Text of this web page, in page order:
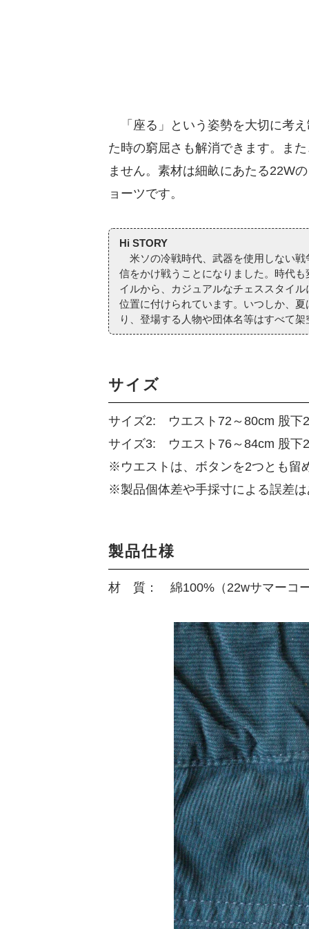
「座る」という姿勢を大切に考
た時の窮屈さも解消できます。ま
ません。素材は細畝にあたる22W
ョーツです。
Hi STORY
米ソの冷戦時代、武器を使用しない戦
信をかけ戦うことになりました。時代
イルから、カジュアルなチェススタイ
位置に付けられています。いつしか、
り、登場する人物や団体名等はすべて
サイズ
サイズ2: ウエスト72～80cm 股下
サイズ3: ウエスト76～84cm 股下
※ウエストは、ボタンを2つとも留
※製品個体差や手採寸による誤差
製品仕様
材 質： 綿100%（22wサマーコ